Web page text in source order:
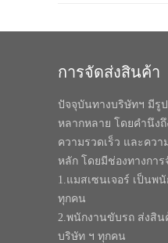
การจัดส่งสินค้า
ปัจจุบันทางบริษัทฯ มีรู
หลากหลาย โดยคำนึง
ความรวดเร็ว และคว
หลัก โดยมีช่องทางการ
1.แมสเซนเจอร์ เป็นพ
ทุกคน
2.พนักงานขับรถ ส่งสิน
บริษัท ฯ ทุกคน